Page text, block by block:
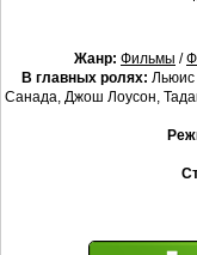
Жанр: Фильмы /
В главных ролях: Льюис
Санада, Джош Лоусон,